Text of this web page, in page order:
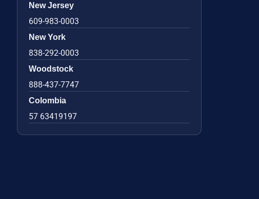
New Jersey
609-983-0003
New York
838-292-0003
Woodstock
888-437-7747
Colombia
57 63419197